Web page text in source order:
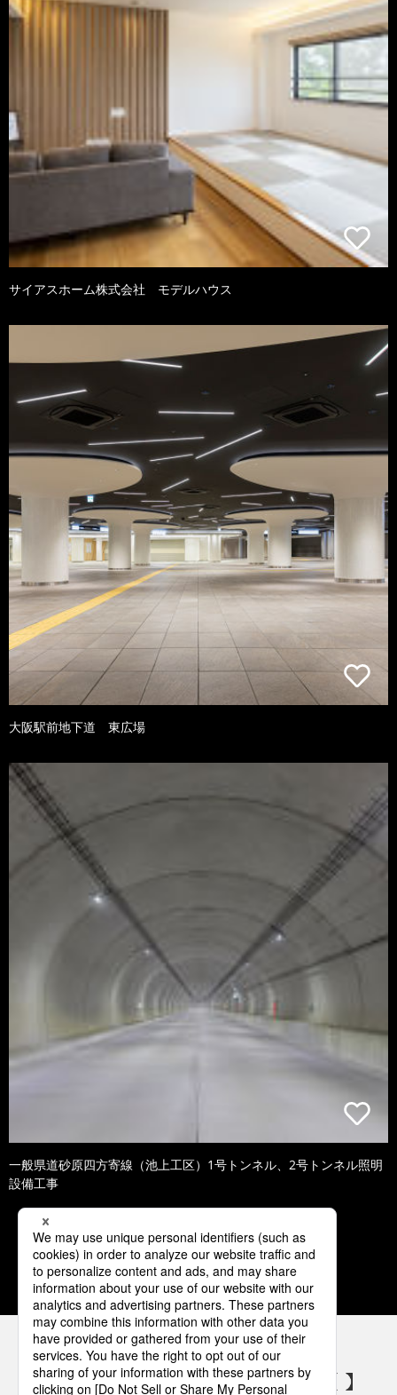
サイアスホーム株式会社 モデルハウス
大阪駅前地下道 東広場
一般県道砂原四方寄線（池上工区）1号トンネル、2号トンネル照明
設備工事
1 2 3 4 5
パナソニックの電気設備 SNSアカウント